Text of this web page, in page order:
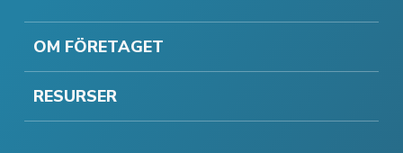
OM FÖRETAGET
RESURSER